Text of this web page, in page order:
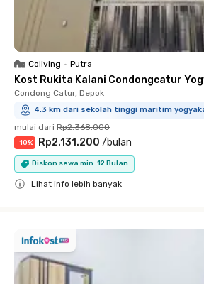
Coliving • Putra
Kost Rukita Kalani Condongcatur
Condong Catur, Depok
4.3 km dari sekolah tinggi maritim
mulai dari Rp2.368.000
-10% Rp2.131.200 /bulan
Diskon sewa min. 12 Bulan
Lihat info lebih banyak